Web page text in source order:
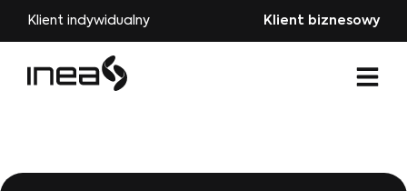
Klient indywidualny Klient biznesowy